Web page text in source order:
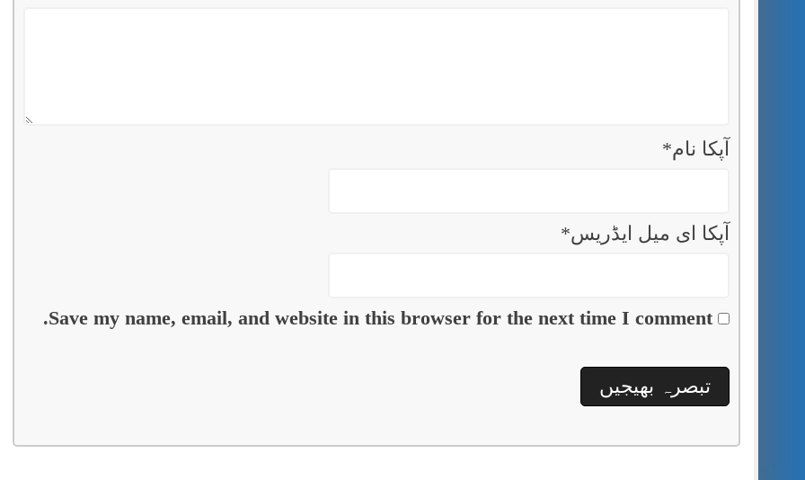
آپکا نام*
آپکا ای میل ایڈریس*
Save my name, email, and website in this browser for the next time I comment.